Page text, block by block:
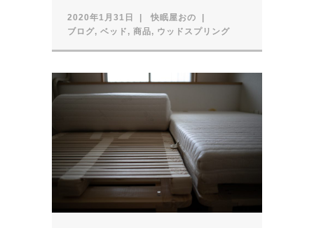
2020年1月31日
快眠屋おの
ブログ, ベッド , 商品, ウッドスプリング